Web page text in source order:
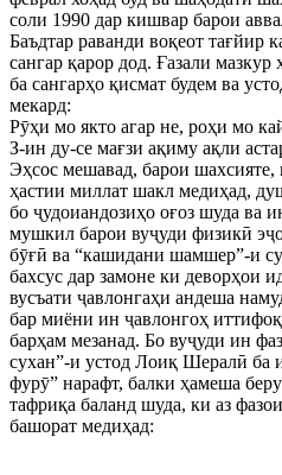
соли 1990 дар кишвар барои
Баъдтар раванди воқеот тағйир
сангар қарор дод. Ғазали
ба сангарҳо қисмат будем ва
мекард:
Рӯҳи мо якто агар не, роҳи мо
З-ин ду-се мағзи ақиму ақли
Эҳсос мешавад, барои
ҳастии миллат шакл медиҳад,
бо ҷудоиандозиҳо оғоз шуда ва
мушкил барои вуҷуди физикӣ
бӯғӣ ва “кашидани шамшер”-и
бахсус дар замоне ки деворҳои
вусъати ҷавлонгаҳи андеша
бар миёни ин ҷавлонгоҳ
барҳам мезанад. Бо вуҷуди ин
сухан”-и устод Лоиқ Шералӣ ба
фурӯ” нарафт, балки ҳамеша
тафриқа баланд шуда, ки аз
башорат медиҳад: